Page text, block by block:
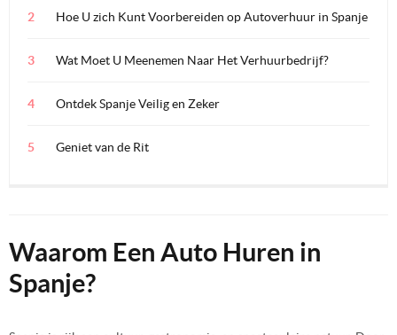
Hoe U zich Kunt Voorbereiden op Autoverhuur in Spanje
Wat Moet U Meenemen Naar Het Verhuurbedrijf?
Ontdek Spanje Veilig en Zeker
Geniet van de Rit
Waarom Een Auto Huren in
Spanje?